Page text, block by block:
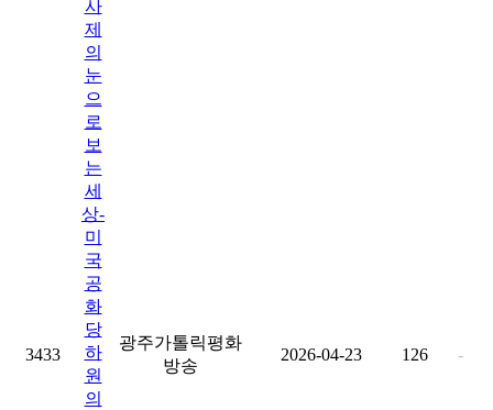
3433
사
제
의
눈
으
로
보
는
세
상-
미
국
공
화
당
하
원
의
광주가톨릭평화
방송
2026-04-23 126 -